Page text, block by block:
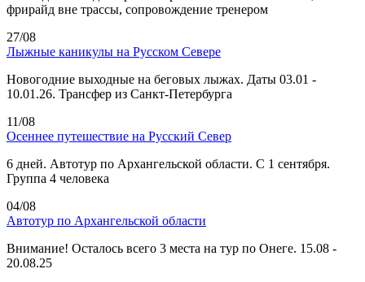
фрирайд вне трассы, сопровождение тренером
27/08
Лыжные каникулы на Русском Севере
Новогодние выходные на беговых лыжах. Даты 03.01 -
10.01.26. Трансфер из Санкт-Петербурга
11/08
Осеннее путешествие на Русский Север
6 дней. Автотур по Архангельской области. С 1 сентября.
Группа 4 человека
04/08
Автотур по Архангельской области
Внимание! Осталось всего 3 места на тур по Онеге. 15.08 -
20.08.25